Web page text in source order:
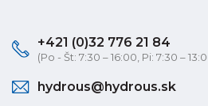
+421 (0)32 776 21 84
(Po - Št: 7:30 – 16:00, Pi: 7:30 –
hydrous@hydrous.sk